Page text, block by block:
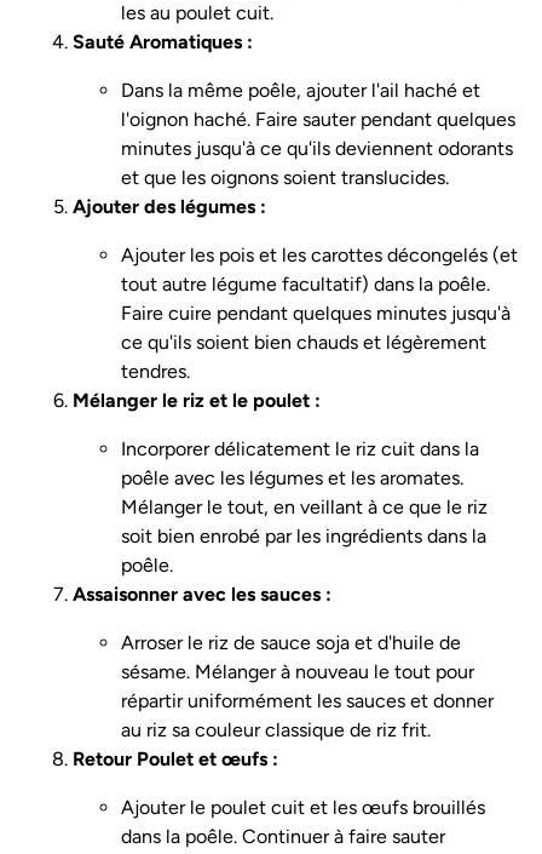
les au poulet cuit.
Sauté Aromatiques :
Dans la même poêle, ajouter l'ail haché et
l'oignon haché. Faire sauter pendant quelques
minutes jusqu'à ce qu'ils deviennent odorants
et que les oignons soient translucides.
Ajouter des légumes :
Ajouter les pois et les carottes décongelés (et
tout autre légume facultatif) dans la poêle.
Faire cuire pendant quelques minutes jusqu'à
ce qu'ils soient bien chauds et légèrement
tendres.
Mélanger le riz et le poulet :
Incorporer délicatement le riz cuit dans la
poêle avec les légumes et les aromates.
Mélanger le tout, en veillant à ce que le riz
soit bien enrobé par les ingrédients dans la
poêle.
Assaisonner avec les sauces :
Arroser le riz de sauce soja et d'huile de
sésame. Mélanger à nouveau le tout pour
répartir uniformément les sauces et donner
au riz sa couleur classique de riz frit.
Retour Poulet et œufs :
Ajouter le poulet cuit et les œufs brouillés
dans la poêle. Continuer à faire sauter